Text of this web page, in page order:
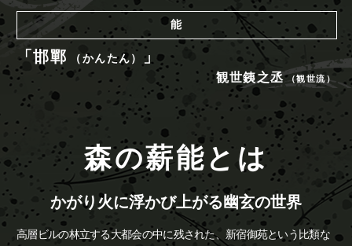
能
「邯鄲 （かんたん） 」
観世銕之丞 （観世流）
森の薪能とは
かがり火に浮かび上がる幽玄の世界
高層ビルの林立する大都会の中に残された、新宿御苑という比類な